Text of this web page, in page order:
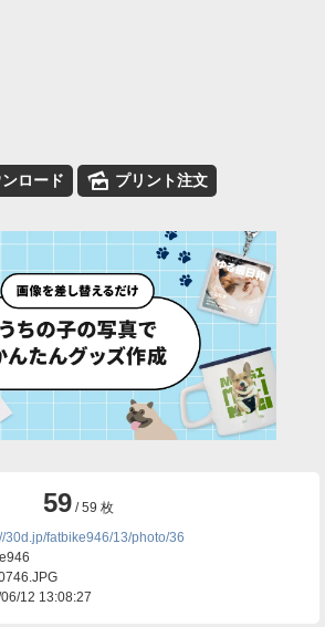
ロード 🌄 プリント注文
59/ 59 枚
30d.jp/fatbike946/13/photo/36
12 13:08:27